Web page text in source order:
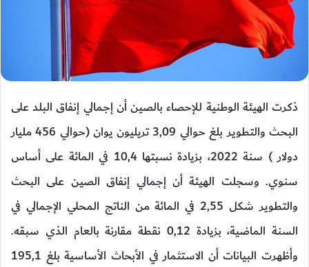
ذكرت الهيئة الوطنية للإحصاء بالصين أن إجمالي إنفاق البلد على
البحث والتطوير بلغ حوالي 3,09 تريليون يوان (حوالي 456 مليار
دولار ) سنة 2022، بزيادة نسبتها 10,4 في المائة على أساس
سنوي. وسجلت الهيئة أن إجمالي إنفاق الصين على البحث
والتطوير شكل 2,55 في المائة من الناتج المحلي الإجمالي في
السنة الماضية، بزيادة 0,12 نقطة مقارنة بالعام الذي سبقه.
وأظهرت البيانات أن الاستثمار في الأبحاث الأساسية بلغ 195,1